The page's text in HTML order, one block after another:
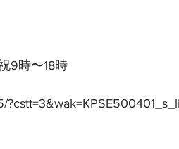
9時〜18時